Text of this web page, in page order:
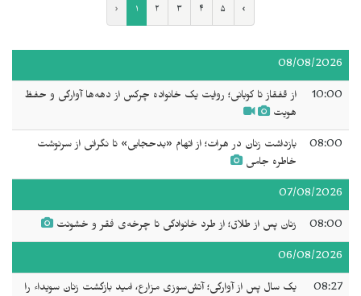
‹ ۱ ۲ ۳ ۴ ۵ ›
08/08/2026
10:00
از قفقاز تا کوبانی؛ روایت یک خانواده چرکس از دهه‌ها آوارگی و حفظ
هویت
08:00
بازداشت زنان در هرات؛ از اتهام «بدحجابی» تا نگرانی از سرنوشت
خاطره جامی
07/08/2026
08:00 زنان پس از طلاق؛ از طرد خانوادگی تا چرخه‌ی فقر و خشونت
06/08/2026
08:27
یک سال پس از آوارگی؛ آتش‌سوزی مزارع، امید بازگشت زنان سويداء را